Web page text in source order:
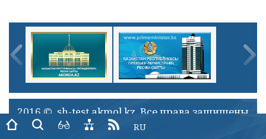
2016 © sh-test.akmol.kz. Все права защищены
RU